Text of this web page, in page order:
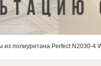
из полиуретана Perfect N2030-4